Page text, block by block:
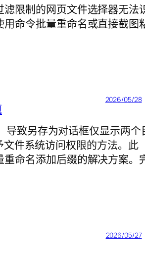
限制的网页文件选择器无法
命令批量重命名或直接截图
2026/05/28
导致另存为对话框仅显示两个
件系统访问权限的方法。此
命名添加后缀的解决方案。
2026/05/27